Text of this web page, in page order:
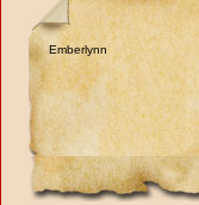
Emberlynn